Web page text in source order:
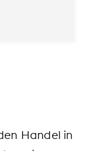
Handel in